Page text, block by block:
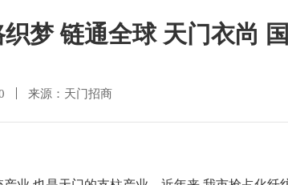
织梦 链通全球 天门衣尚
来源：天门招商